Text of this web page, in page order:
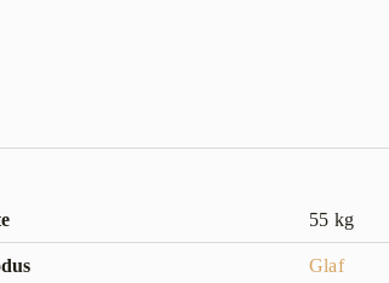
55 kg
Glaf